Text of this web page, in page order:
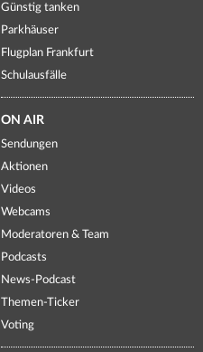
Günstig tanken
Parkhäuser
Flugplan Frankfurt
Schulausfälle
ON AIR
Sendungen
Aktionen
Videos
Webcams
Moderatoren & Team
Podcasts
News-Podcast
Themen-Ticker
Voting